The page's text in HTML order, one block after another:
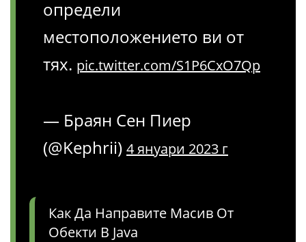
определи
местоположението ви от
тях. pic.twitter.com/S1P6CxO7Qp
— Браян Сен Пиер
(@Kephrii) 4 януари 2023 г
Как Да Направите Масив От
Обекти В Java